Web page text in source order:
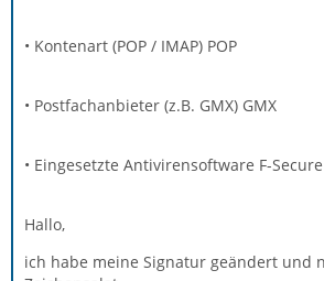
• Kontenart (POP / IMAP) POP
• Postfachanbieter (z.B. GMX) GMX
• Eingesetzte Antivirensoftware F-Secure
Hallo,
ich habe meine Signatur geändert und